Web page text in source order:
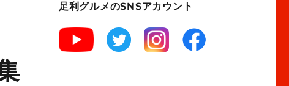
足利グルメのSNSアカウント